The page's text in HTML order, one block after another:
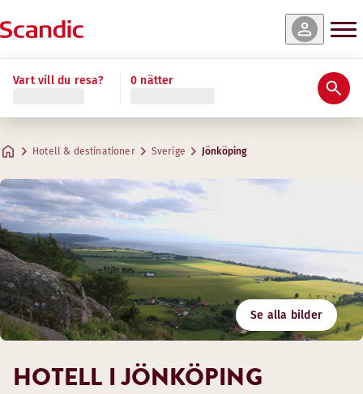
Vart vill du resa? 0 nätter
Hotell & destinationer Sverige Jönköping
Se alla bilder
HOTELL I JÖNKÖPING